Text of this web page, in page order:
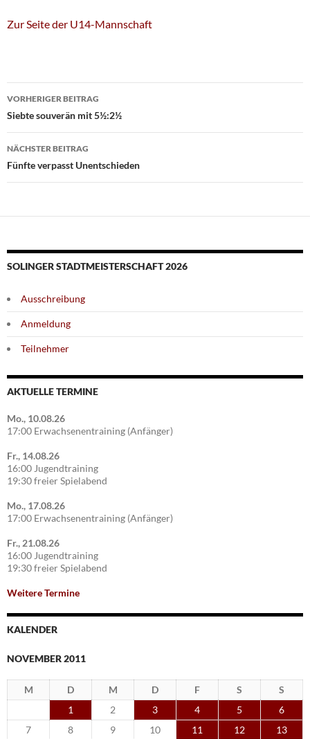
Zur Seite der U14-Mannschaft
Beitragsnavigation
VORHERIGER BEITRAG
Siebte souverän mit 5½:2½
NÄCHSTER BEITRAG
Fünfte verpasst Unentschieden
SOLINGER STADTMEISTERSCHAFT 2026
Ausschreibung
Anmeldung
Teilnehmer
AKTUELLE TERMINE
Mo., 10.08.26
17:00 Erwachsenentraining (Anfänger)
Fr., 14.08.26
16:00 Jugendtraining
19:30 freier Spielabend
Mo., 17.08.26
17:00 Erwachsenentraining (Anfänger)
Fr., 21.08.26
16:00 Jugendtraining
19:30 freier Spielabend
Weitere Termine
KALENDER
NOVEMBER 2011
M D M D F S
S
1
2 3 4 5
6
7
8 9 10 11 12
13